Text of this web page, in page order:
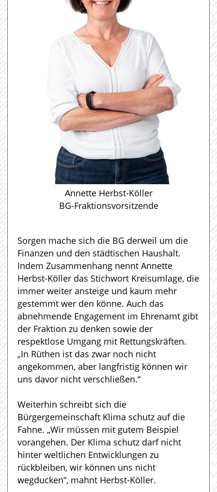
Annette Herbst-Köller
BG-Fraktionsvorsitzende
Sorgen mache sich die BG derweil um die
Finanzen und den städtischen Haushalt.
Indem Zusammenhang nennt Annette
Herbst-Köller das Stichwort Kreisumlage, die
immer weiter ansteige und kaum mehr
gestemmt wer den könne. Auch das
abnehmende Engagement im Ehrenamt gibt
der Fraktion zu denken sowie der
respektlose Umgang mit Rettungskräften.
„In Rüthen ist das zwar noch nicht
angekommen, aber langfristig können wir
uns davor nicht verschließen.“
Weiterhin schreibt sich die
Bürgergemeinschaft Klima schutz auf die
Fahne. „Wir müssen mit gutem Beispiel
vorangehen. Der Klima schutz darf nicht
hinter weltlichen Entwicklungen zu
rückbleiben, wir können uns nicht
wegducken“, mahnt Herbst-Köller.